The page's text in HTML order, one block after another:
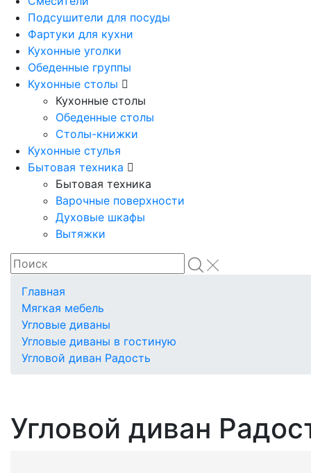
Подсушители для посуды
Фартуки для кухни
Кухонные уголки
Обеденные группы
Кухонные столы
Кухонные столы
Обеденные столы
Столы-книжки
Кухонные стулья
Бытовая техника
Бытовая техника
Варочные поверхности
Духовые шкафы
Вытяжки
Главная
Мягкая мебель
Угловые диваны
Угловые диваны в гостиную
Угловой диван Радость
Угловой диван